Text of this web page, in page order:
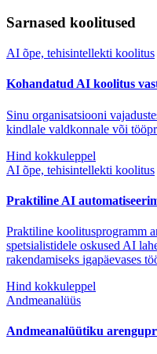
Sarnased koolitused
AI õpe, tehisintellekti koolitus
Kohandatud AI koolitus
Sinu organisatsiooni
kindlale valdkonnale või
Hind kokkuleppel
AI õpe, tehisintellekti koolitus
Praktiline AI
Praktiline koolitusprogramm
spetsialistidele oskused AI
rakendamiseks igapäevases
Hind kokkuleppel
Andmeanalüüs
Andmeanalüütiku